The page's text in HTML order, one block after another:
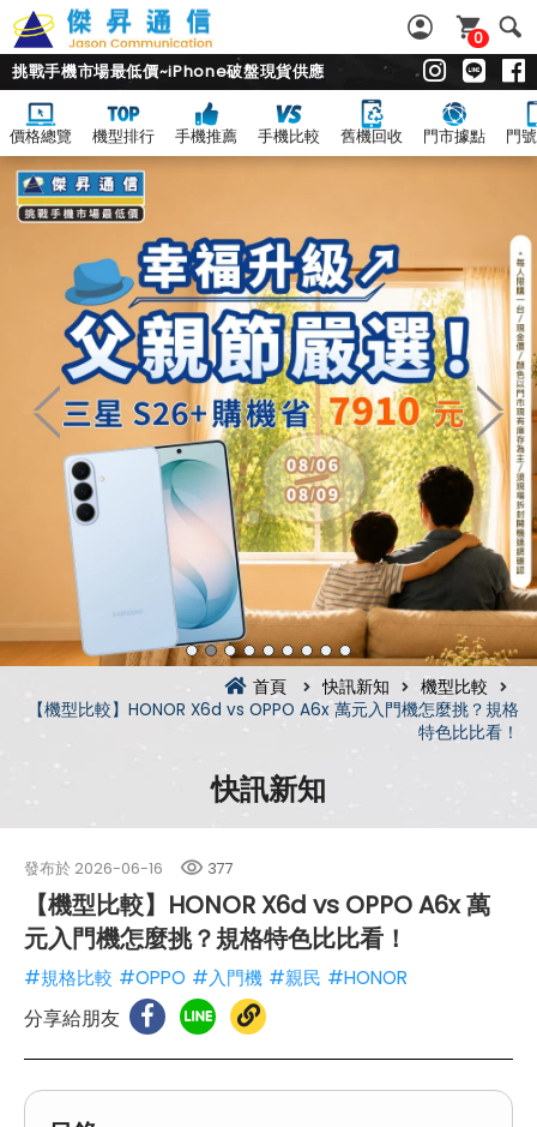
0
挑戰手機市場最低價~iPhone破盤現貨供應
價格總覽 機型排行 手機推薦 手機比較 舊機回收 門市據點 門
首頁 快訊新知
機型比較
【機型比較】HONOR X6d vs OPPO A6x 萬元入門機怎麼挑？規格
特色比比看！
快訊新知
發布於 2026-06-16 377
【機型比較】HONOR X6d vs OPPO A6x 萬
元入門機怎麼挑？規格特色比比看！
#規格比較 #OPPO #入門機 #親民 #HONOR
分享給朋友